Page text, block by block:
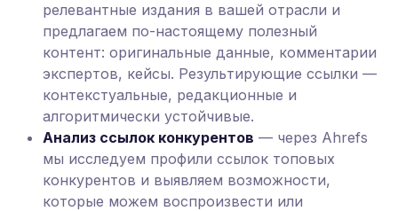
релевантные издания в вашей отрасли и
предлагаем по-настоящему полезный
контент: оригинальные данные, комментарии
экспертов, кейсы. Результирующие ссылки —
контекстуальные, редакционные и
алгоритмически устойчивые.
Анализ ссылок конкурентов — через Ahrefs
мы исследуем профили ссылок топовых
конкурентов и выявляем возможности,
которые можем воспроизвести или